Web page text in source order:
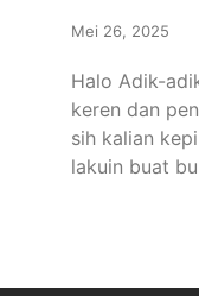
Mei 26, 2025
Halo Adik-
keren dan
sih kalian
lakuin buat